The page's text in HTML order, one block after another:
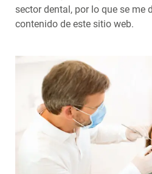
sector dental, por lo que se me
contenido de este sitio web.